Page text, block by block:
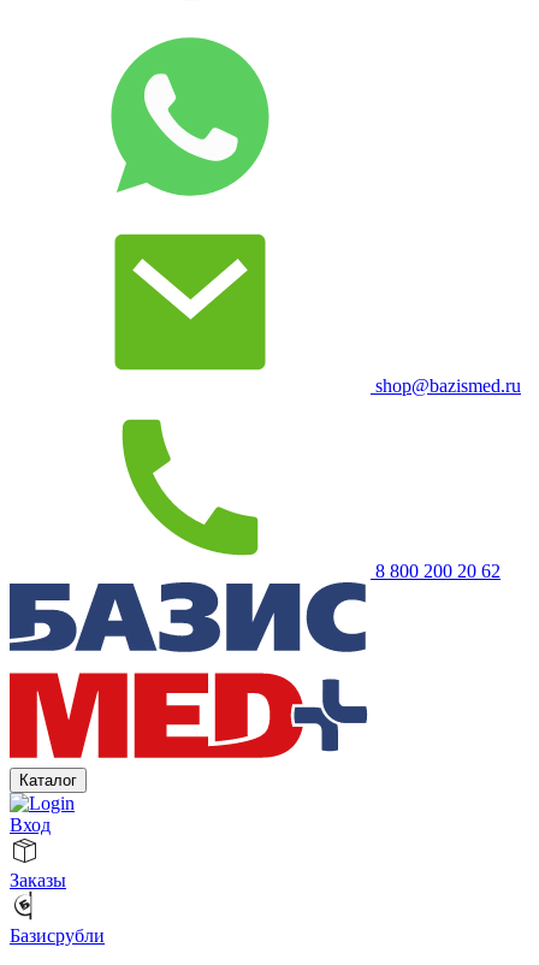
shop@bazismed.ru
8 800 200 20 62
Каталог
Вход
Заказы
Базисрубли